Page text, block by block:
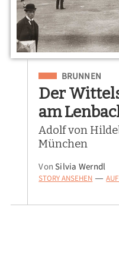
Eingeordnet unter
BRUNNEN
Der
am
Adolf von
München
VonSilvia Werndl
STORY ANSEHEN —